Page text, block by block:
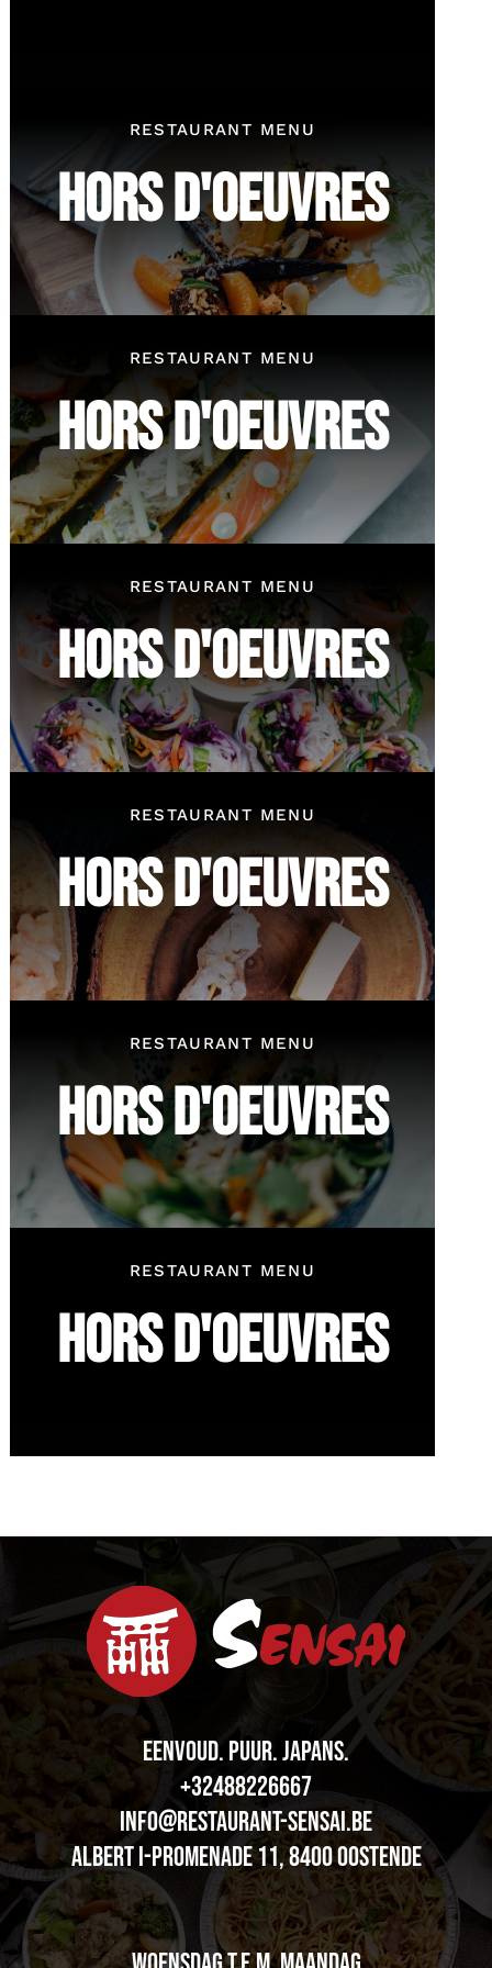
RESTAURANT MENU
HORS D'OEUVRES
RESTAURANT MENU
HORS D'OEUVRES
RESTAURANT MENU
HORS D'OEUVRES
RESTAURANT MENU
HORS D'OEUVRES
RESTAURANT MENU
HORS D'OEUVRES
RESTAURANT MENU
HORS D'OEUVRES
EENVOUD. PUUR.JAPANS.
+32488226667
info@restaurant-sensai.be
Albert I-promenade 11, 8400 OOSTENDE